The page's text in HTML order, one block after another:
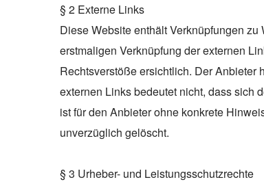
§ 2 Externe Links
Diese Website enthält Verknüpfungen
erstmaligen Verknüpfung der externen
Rechtsverstöße ersichtlich. Der Anbieter
externen Links bedeutet nicht, dass sich
ist für den Anbieter ohne konkrete
unverzüglich gelöscht.
§ 3 Urheber- und Leistungsschutzrechte